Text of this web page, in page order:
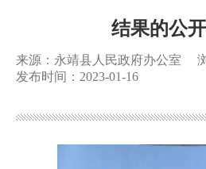
结果的公
来源：永靖县人民政府办公室
发布时间：2023-01-16